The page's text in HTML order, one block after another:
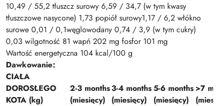
10,49 / 55,2 tłuszcz surowy 6,59 / 34,7 (w tym kwasy
tłuszczowe nasycone) 1,73 popiół surowy1,17 / 6,2 włókno
surowe 0,01 / 0,1węglowodany 0,74 / 3,9 (w tym cukry)
0,03 wilgotność 81 wapń 202 mg fosfor 101 mg
Wartość energetyczna 104 kcal/100 g
Dawkowanie:
CIAŁA
DOROSŁEGO
KOTA (kg)
2-3 months
(miesięcy)
3-4 months
(miesięcy)
5-6 months
(miesięcy)
>7